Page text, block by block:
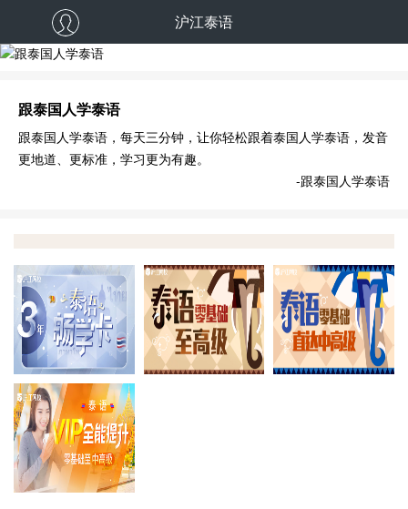
沪江泰语
跟泰国人学泰语
跟泰国人学泰语
跟泰国人学泰语，每天三分钟，让你轻松跟着泰国人学泰语，发音
更地道、更标准，学习更为有趣。
-跟泰国人学泰语
畅学三年 学完全返 零至高级全奖 零
VIP全能提升